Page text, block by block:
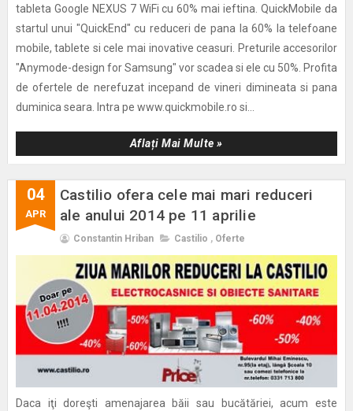
tableta Google NEXUS 7 WiFi cu 60% mai ieftina. QuickMobile da
startul unui "QuickEnd" cu reduceri de pana la 60% la telefoane
mobile, tablete si cele mai inovative ceasuri. Preturile accesorilor
"Anymode-design for Samsung" vor scadea si ele cu 50%. Profita
de ofertele de nerefuzat incepand de vineri dimineata si pana
duminica seara. Intra pe www.quickmobile.ro si...
Aflați Mai Multe »
04
APR
Castilio ofera cele mai mari reduceri
ale anului 2014 pe 11 aprilie
Constantin Hriban Castilio , Oferte
Daca iţi doreşti amenajarea băii sau bucătăriei, acum este